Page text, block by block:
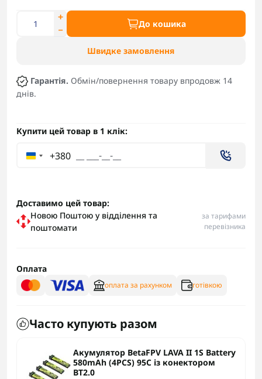
До кошика
Швидке замовлення
Гарантія. Обмін/повернення товару впродовж 14
днів.
Купити цей товар в 1 клік:
+380
Доставимо цей товар:
Новою Поштою у відділення та
поштомати
за тарифами
перевізника
Оплата
оплата за рахунком готівкою
Часто купують разом
Акумулятор BetaFPV LAVA II 1S Battery
580mAh (4PCS) 95C із конектором
BT2.0